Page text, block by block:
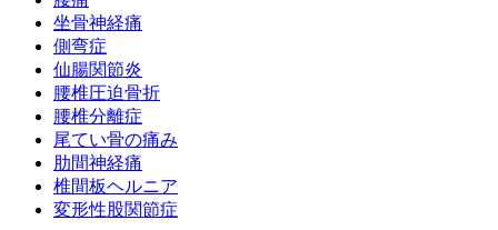
坐骨神経痛
側弯症
仙腸関節炎
腰椎圧迫骨折
腰椎分離症
尾てい骨の痛み
肋間神経痛
椎間板ヘルニア
変形性股関節症